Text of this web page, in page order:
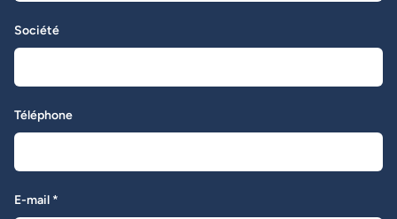
Société
Téléphone
E-mail *